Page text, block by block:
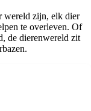
wereld zijn, elk dier
te overleven. Of
de dierenwereld zit